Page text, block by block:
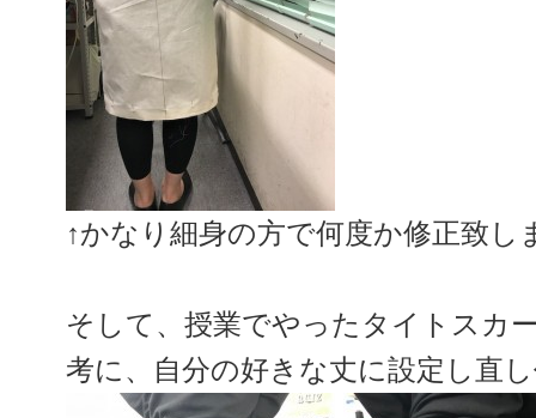
↑かなり細身の方で何度か修正致し
そして、授業でやったタイトスカ
考に、自分の好きな丈に設定し直